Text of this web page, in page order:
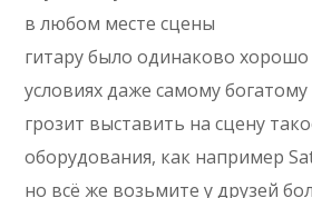
в любом месте сцены
гитару было одинаково
условиях даже самому богатому
грозит выставить на сцену
оборудования, как например
но всё же возьмите у друзей